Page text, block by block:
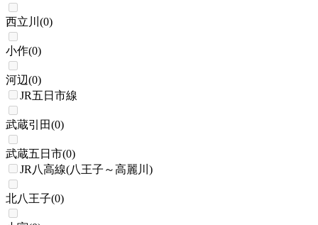
西立川 (0)
小作(0)
河辺(0)
JR五日市線
武蔵引田(0)
武蔵五日市(0)
JR八高線(八王子～高麗川)
北八王子(0)